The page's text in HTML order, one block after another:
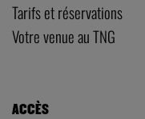
Tarifs et réservations
Votre venue au TNG
ACCÈS